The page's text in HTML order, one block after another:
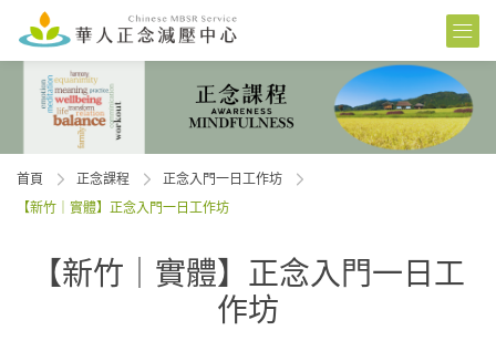
首頁 正念課程
正念入門一日工作坊
【新竹｜實體】正念入門一日工作坊
【新竹｜實體】正念入門一日工
作坊